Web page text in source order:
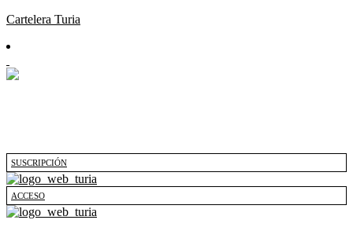
Cartelera Turia
SUSCRIPCIÓN
ACCESO